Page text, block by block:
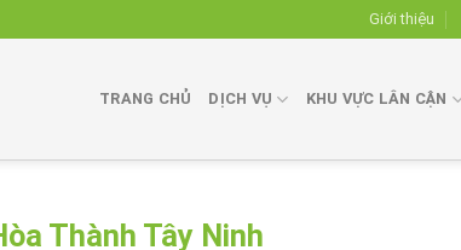
Giới thiệu
TRANG CHỦ DỊCH VỤ KHU VỰC LÂN CẬN
Thành Tây Ninh